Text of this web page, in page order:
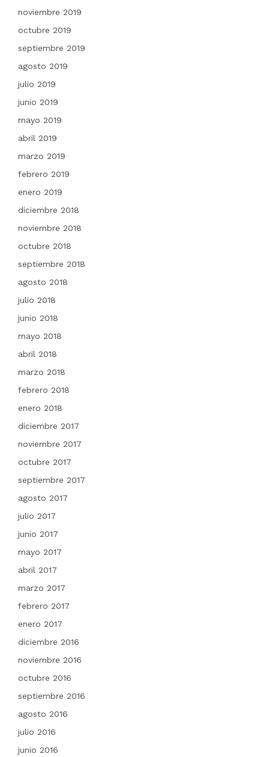
noviembre 2019
octubre 2019
septiembre 2019
agosto 2019
julio 2019
junio 2019
mayo 2019
abril 2019
marzo 2019
febrero 2019
enero 2019
diciembre 2018
noviembre 2018
octubre 2018
septiembre 2018
agosto 2018
julio 2018
junio 2018
mayo 2018
abril 2018
marzo 2018
febrero 2018
enero 2018
diciembre 2017
noviembre 2017
octubre 2017
septiembre 2017
agosto 2017
julio 2017
junio 2017
mayo 2017
abril 2017
marzo 2017
febrero 2017
enero 2017
diciembre 2016
noviembre 2016
octubre 2016
septiembre 2016
agosto 2016
julio 2016
junio 2016